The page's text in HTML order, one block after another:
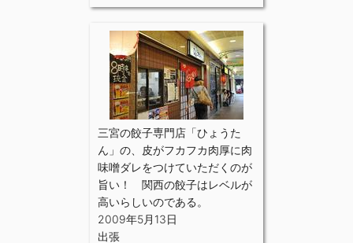
三宮の餃子専門店「ひょうた
ん」の、皮がフカフカ肉厚に肉
味噌ダレをつけていただくのが
旨い！ 関西の餃子はレベルが
高いらしいのである。
2009年5月13日
出張